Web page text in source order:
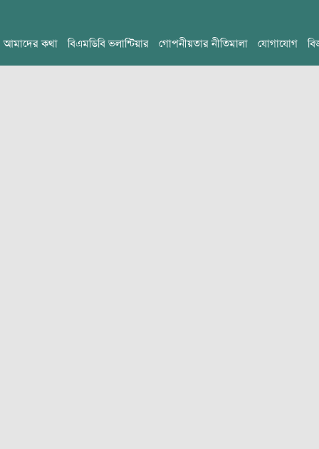
আমাদের কথা বিএমডিবি ভলান্টিয়ার গোপনীয়তার নীতিমালা যোগাযোগ